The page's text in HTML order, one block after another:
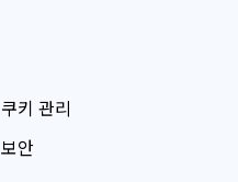
쿠키 관리
보안